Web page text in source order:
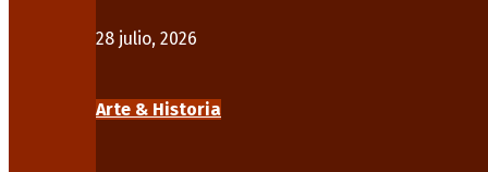
28 julio, 2026
Arte & Historia